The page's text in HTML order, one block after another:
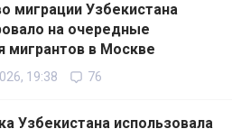
миграции Узбекистана
на очередные
мигрантов в Москве
19:38 76
Узбекистана использовала